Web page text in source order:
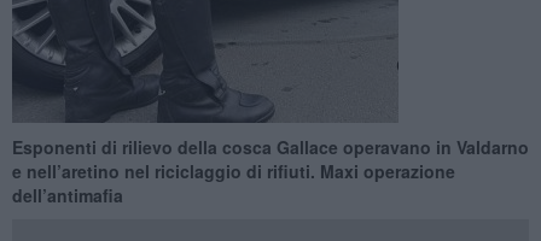
Esponenti di rilievo della cosca Gallace operavano in Valdarno
e nell’aretino nel riciclaggio di rifiuti. Maxi operazione
dell’antimafia